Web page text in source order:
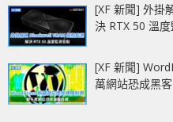
[XF 新聞] 外掛
決 RTX 50 溫
[XF 新聞]
萬網站恐成黑